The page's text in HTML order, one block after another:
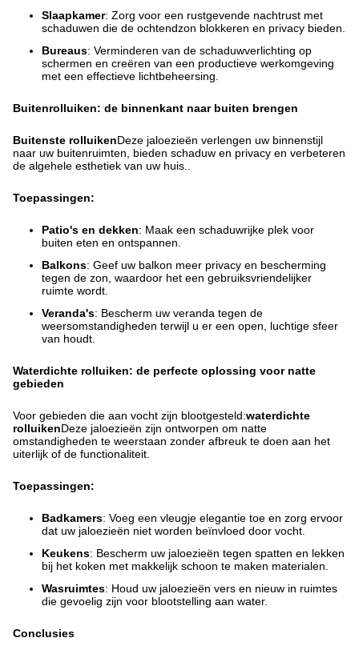
Slaapkamer: Zorg voor een rustgevende nachtrust met
schaduwen die de ochtendzon blokkeren en privacy bieden.
Bureaus: Verminderen van de schaduwverlichting op
schermen en creëren van een productieve werkomgeving
met een effectieve lichtbeheersing.
Buitenrolluiken: de binnenkant naar buiten brengen
Buitenste rolluikenDeze jaloezieën verlengen uw binnenstijl
naar uw buitenruimten, bieden schaduw en privacy en verbeteren
de algehele esthetiek van uw huis..
Toepassingen:
Patio's en dekken: Maak een schaduwrijke plek voor
buiten eten en ontspannen.
Balkons: Geef uw balkon meer privacy en bescherming
tegen de zon, waardoor het een gebruiksvriendelijker
ruimte wordt.
Veranda's: Bescherm uw veranda tegen de
weersomstandigheden terwijl u er een open, luchtige sfeer
van houdt.
Waterdichte rolluiken: de perfecte oplossing voor natte
gebieden
Voor gebieden die aan vocht zijn blootgesteld:waterdichte
rolluikenDeze jaloezieën zijn ontworpen om natte
omstandigheden te weerstaan zonder afbreuk te doen aan het
uiterlijk of de functionaliteit.
Toepassingen:
Badkamers: Voeg een vleugje elegantie toe en zorg ervoor
dat uw jaloezieën niet worden beïnvloed door vocht.
Keukens: Bescherm uw jaloezieën tegen spatten en lekken
bij het koken met makkelijk schoon te maken materialen.
Wasruimtes: Houd uw jaloezieën vers en nieuw in ruimtes
die gevoelig zijn voor blootstelling aan water.
Conclusies